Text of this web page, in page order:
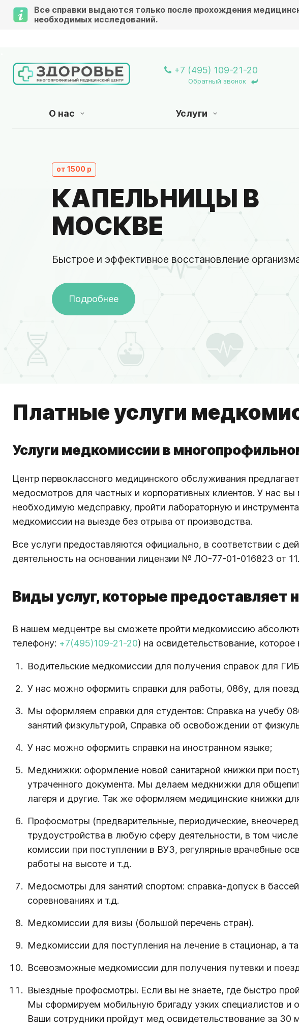
Все справки выдаются только после прохождения
необходимых исследований.
+7 (495) 109-21-20
Обратный звонок
О нас Услуги
от 1500 р
КАПЕЛЬНИЦЫ В
МОСКВЕ
Быстрое и эффективное восстановление
Подробнее
Платные услуги
Услуги медкомиссии в
Центр первоклассного медицинского обслуживания
медосмотров для частных и корпоративных клиентов. У нас
необходимую медсправку, пройти лабораторную и
медкомиссии на выезде без отрыва от производства.
Все услуги предоставляются официально, в соответствии с
деятельность на основании лицензии № ЛО-77-01-016823 от
Виды услуг, которые
В нашем медцентре вы сможете пройти медкомиссию
телефону: +7(495)109-21-20) на освидетельствование,
Водительские медкомиссии для получения справок для
У нас можно оформить справки для работы, 086у, для
Мы оформляем справки для студентов: Справка на учебу
занятий физкультурой, Справка об освобождении от
У нас можно оформить справки на иностранном языке;
Медкнижки: оформление новой санитарной книжки при
утраченного документа. Мы делаем медкнижки для
лагеря и другие. Так же оформляем медицинские книжки
Профосмотры (предварительные, периодические,
трудоустройства в любую сферу деятельности, в том
комиссии при поступлении в ВУЗ, регулярные врачебные
работы на высоте и т.д.
Медосмотры для занятий спортом: справка-допуск в
соревнованиях и т.д.
Медкомиссии для визы (большой перечень стран).
Медкомиссии для поступления на лечение в стационар, а
Всевозможные медкомиссии для получения путевки и
Выездные профосмотры. Если вы не знаете, где быстро
Мы сформируем мобильную бригаду узких специалистов и
Ваши сотрудники пройдут мед освидетельствование за